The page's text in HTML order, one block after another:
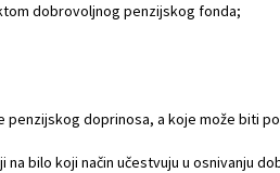
dobrovoljnog penzijskog fonda;
penzijskog doprinosa, a koje može biti
bilo koji način učestvuju u osnivanju